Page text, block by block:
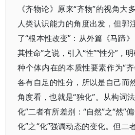
《齐物论》原来“齐物”的视角大
人类认识能力的角度出发，但郭
了“根本性改变”：从外篇《马蹄
其性命”之说，引入“性”“性分”，
种个体内在的本质性要素作为“
各有自足的性分，所以是自己而
角度看，也就是“独化”。从构词
化”二者有所差别：“自然”之“然”
化”之“化”强调动态的变化。但二